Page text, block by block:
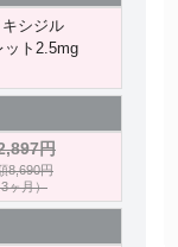
キシジル
ット2.5mg
円
8,690円
ヶ月）